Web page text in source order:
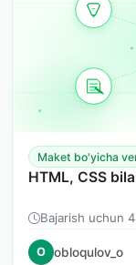
Maket bo'yicha
HTML, CSS
Bajarish uchun
O obloqulov_o